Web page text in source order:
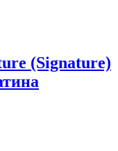
(Signature)